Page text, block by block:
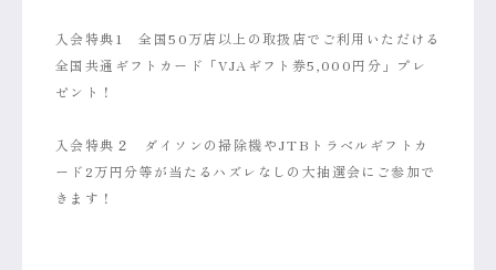
入会特典1 全国50万店以上の取扱店でご利用いただける
全国共通ギフトカード「VJAギフト券5,000円分」プレ
ゼント！
入会特典２ ダイソンの掃除機やJTBトラベルギフトカ
ード2万円分等が当たるハズレなしの大抽選会にご参加で
きます！